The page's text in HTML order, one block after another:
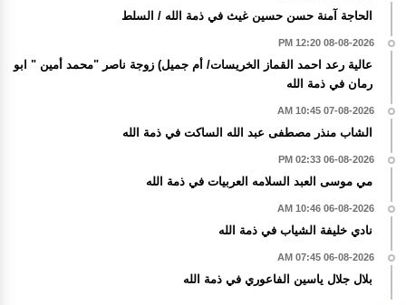
الحاجة آمنة حسن حسين غيث في ذمة الله / السلط
08-08-2026 12:20 PM
عالية رعد احمد القماز الخريسات/ أم جميل) زوجة ناصر "محمد أمين " ابو
رمان في ذمة الله
07-08-2026 10:45 AM
الشاب منذر مصطفى عبد الله الساكت في ذمة الله
06-08-2026 02:33 PM
مي موسى العبد السلامه العربيات في ذمة الله
06-08-2026 10:46 AM
نادي خليفة الشياب في ذمة الله
06-08-2026 07:45 AM
بلال جلال ياسين الفاعوري في ذمة الله